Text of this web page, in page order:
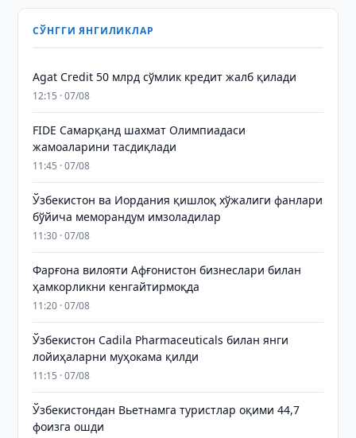
СЎНГГИ ЯНГИЛИКЛАР
Agat Credit 50 млрд сўмлик кредит жалб қилади
12:15 · 07/08
FIDE Самарқанд шахмат Олимпиадаси
жамоаларини тасдиқлади
11:45 · 07/08
Ўзбекистон ва Иордания қишлоқ хўжалиги фанлари
бўйича меморандум имзоладилар
11:30 · 07/08
Фарғона вилояти Афғонистон бизнеслари билан
ҳамкорликни кенгайтирмоқда
11:20 · 07/08
Ўзбекистон Cadila Pharmaceuticals билан янги
лойиҳаларни муҳокама қилди
11:15 · 07/08
Ўзбекистондан Вьетнамга туристлар оқими 44,7
фоизга ошди